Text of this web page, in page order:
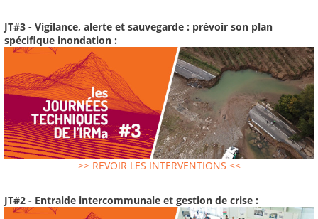
JT#3 - Vigilance, alerte et sauvegarde : prévoir son plan
spécifique inondation :
>> REVOIR LES INTERVENTIONS <<
JT#2 - Entraide intercommunale et gestion de crise :